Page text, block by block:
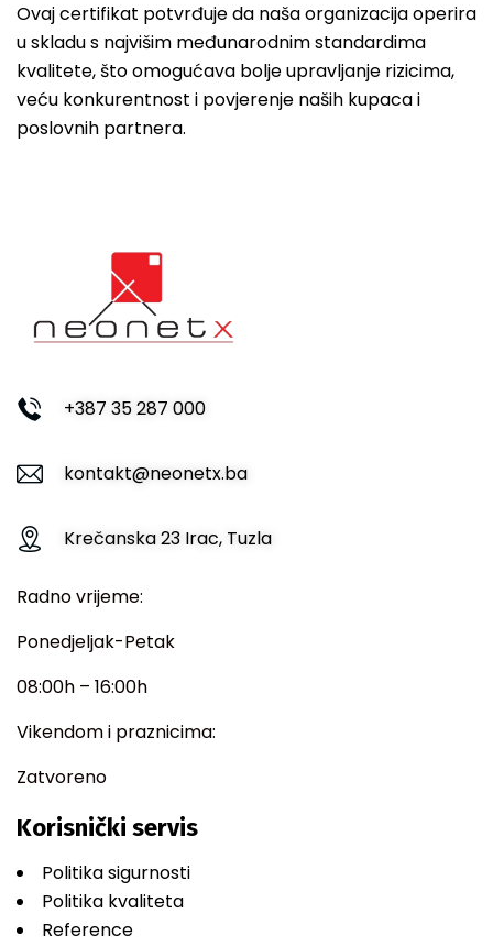
Ovaj certifikat potvrđuje da naša organizacija operira
u skladu s najvišim međunarodnim standardima
kvalitete, što omogućava bolje upravljanje rizicima,
veću konkurentnost i povjerenje naših kupaca i
poslovnih partnera.
+387 35 287 000
kontakt@neonetx.ba
Krečanska 23 Irac, Tuzla
Radno vrijeme:
Ponedjeljak-Petak
08:00h – 16:00h
Vikendom i praznicima:
Zatvoreno
Korisnički servis
Politika sigurnosti
Politika kvaliteta
Reference